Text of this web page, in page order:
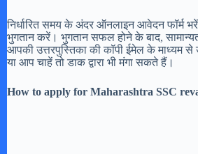
निर्धारित समय के अंदर ऑनलाइन आवेदन
भुगतान करें। भुगतान सफल होने के बाद,
आपकी उत्तरपुस्तिका की कॉपी ईमेल के माध्यम से
या आप चाहें तो डाक द्वारा भी मंगा सकते हैं।
How to apply for Maharashtra SSC